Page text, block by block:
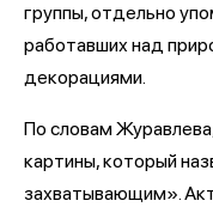
группы, отдельно
работавших над
декорациями.
По словам
картины, который
захватывающим».